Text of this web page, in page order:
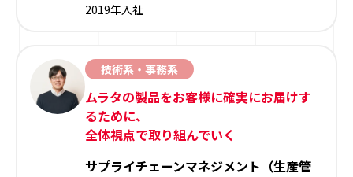
2019年入社
技術系・事務系
ムラタの製品をお客様に確実にお届けす
るために、
全体視点で取り組んでいく
サプライチェーンマネジメント（生産管